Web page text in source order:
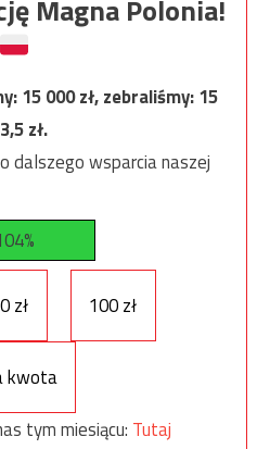
Magna Polonia!
15 000zł, zebraliśmy:15
zł.
dalszego wsparcia naszej
zł 100 zł
kwota
tym miesiącu: Tutaj